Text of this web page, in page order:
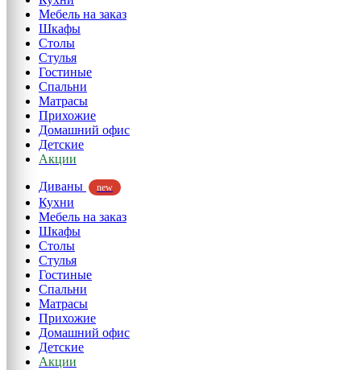
Мебель на заказ
Шкафы
Столы
Стулья
Гостиные
Спальни
Матрасы
Прихожие
Домашний офис
Детские
Акции
Диваны
new
Кухни
Мебель на заказ
Шкафы
Столы
Стулья
Гостиные
Спальни
Матрасы
Прихожие
Домашний офис
Детские
Акции